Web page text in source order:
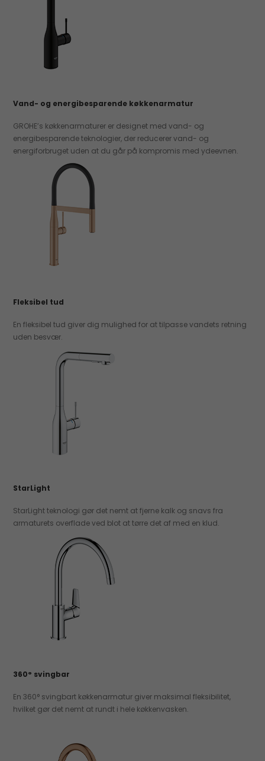
Vand- og energibesparende køkkenarmatur
GROHE’s køkkenarmaturer er designet med vand- og
energibesparende teknologier, der reducerer vand- og
energiforbruget uden at du går på kompromis med ydeevnen.
Fleksibel tud
En fleksibel tud giver dig mulighed for at tilpasse vandets retning
uden besvær.
StarLight
StarLight teknologi gør det nemt at fjerne kalk og snavs fra
armaturets overflade ved blot at tørre det af med en klud.
360° svingbar
En 360° svingbart køkkenarmatur giver maksimal fleksibilitet,
hvilket gør det nemt at rundt i hele køkkenvasken.